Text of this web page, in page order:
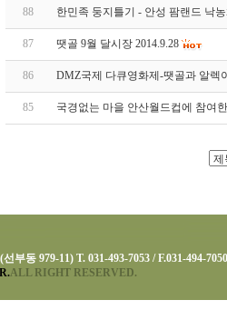
88 한민족 둥지틀기 - 안성 팜랜드 낙
87 땟골 9월 달시장 2014.9.28
86 DMZ국제 다큐영화제-땟골과 알렉
85 국경없는 마을 안산월드컵에 참여
부동 979-11) T. 031-493-7053 / F.031-494-7050
ALL RIGHT RESERVED.